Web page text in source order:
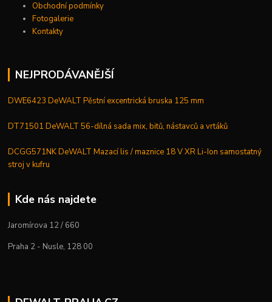
Obchodní podmínky
Fotogalerie
Kontakty
NEJPRODÁVANĚJŠÍ
DWE6423 DeWALT Pěstní excentrická bruska 125 mm
DT71501 DeWALT 56-dílná sada mix, bitů, nástavců a vrtáků
DCGG571NK DeWALT Mazací lis / maznice 18 V XR Li-Ion samostatný
stroj v kufru
Kde nás najdete
Jaromírova 12 / 660
Praha 2 - Nusle, 128 00